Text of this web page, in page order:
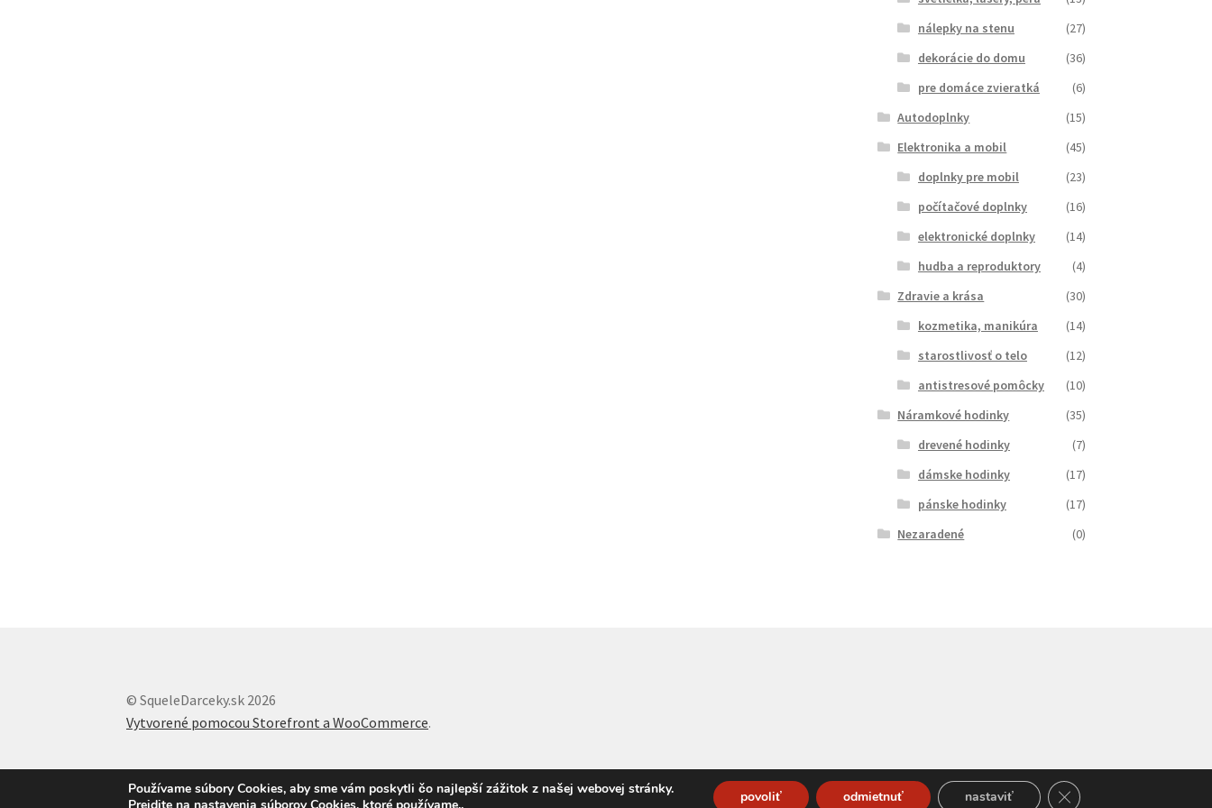
nálepky na stenu
(27)
dekorácie do domu
(36)
pre domáce zvieratká
(6)
Autodoplnky
(15)
Elektronika a mobil
(45)
doplnky pre mobil
(23)
počítačové doplnky
(16)
elektronické doplnky
(14)
hudba a reproduktory
(4)
Zdravie a krása
(30)
kozmetika, manikúra
(14)
starostlivosť o telo
(12)
antistresové pomôcky
(10)
Náramkové hodinky
(35)
drevené hodinky
(7)
dámske hodinky
(17)
pánske hodinky
(17)
Nezaradené
(0)
© SqueleDarceky.sk 2026
Vytvorené pomocou Storefront a WooCommerce.
Používame súbory Cookies, aby sme vám poskytli čo najlepší zážitok z našej webovej stránky.
povoliť odmietnuť nastaviť Close GDPR Cookie